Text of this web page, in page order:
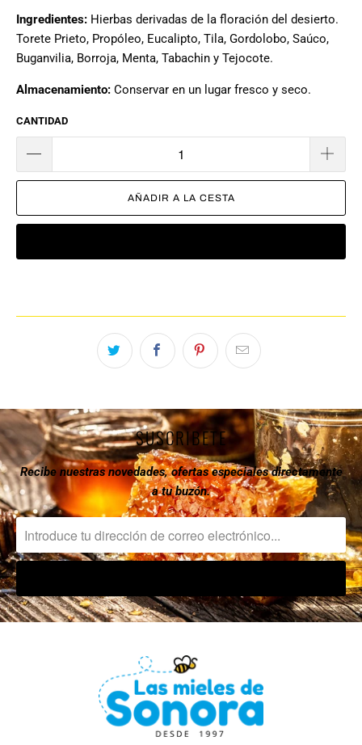
Ingredientes: Hierbas derivadas de la floración del desierto.
Torete Prieto, Propóleo, Eucalipto, Tila, Gordolobo, Saúco,
Buganvilia, Borroja, Menta, Tabachin y Tejocote.
Almacenamiento: Conservar en un lugar fresco y seco.
CANTIDAD
AÑADIR A LA CESTA
SUSCRIBETE
Recibe nuestras novedades, ofertas especiales directamente
a tu buzón.